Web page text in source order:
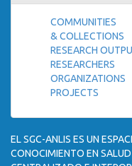
COMMUNITIES
& COLLECTIONS
RESEARCH
RESEARCHERS
ORGANIZATIONS
PROJECTS
EL SGC-ANLIS ES UN
CONOCIMIENTO EN